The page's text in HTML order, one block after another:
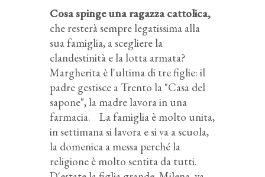
Cosa spinge una ragazza cattolica,
che resterà sempre legatissima alla
sua famiglia, a scegliere la
clandestinità e la lotta armata?
Margherita è l'ultima di tre figlie: il
padre gestisce a Trento la "Casa del
sapone", la madre lavora in una
farmacia. La famiglia è molto unita,
in settimana si lavora e si va a scuola,
la domenica a messa perché la
religione è molto sentita da tutti.